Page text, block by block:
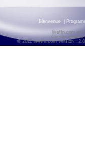
Bienvenue
liveffn.com est
Ce site
© 2011 liveffn.com version :